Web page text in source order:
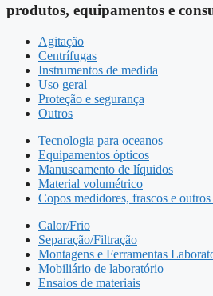
produtos, equipamentos e
Agitação
Centrífugas
Instrumentos de medida
Uso geral
Proteção e segurança
Outros
Tecnologia para oceanos
Equipamentos ópticos
Manuseamento de líquidos
Material volumétrico
Copos medidores, frascos e
Calor/Frio
Separação/Filtração
Montagens e Ferramentas
Mobiliário de laboratório
Ensaios de materiais